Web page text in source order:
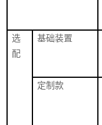
选
配
基础装置
定制款